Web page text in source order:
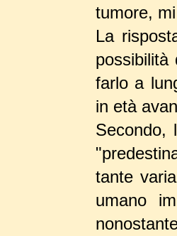
tumore,
La
possibilità
farlo a
in età
Secondo,
tante
umano